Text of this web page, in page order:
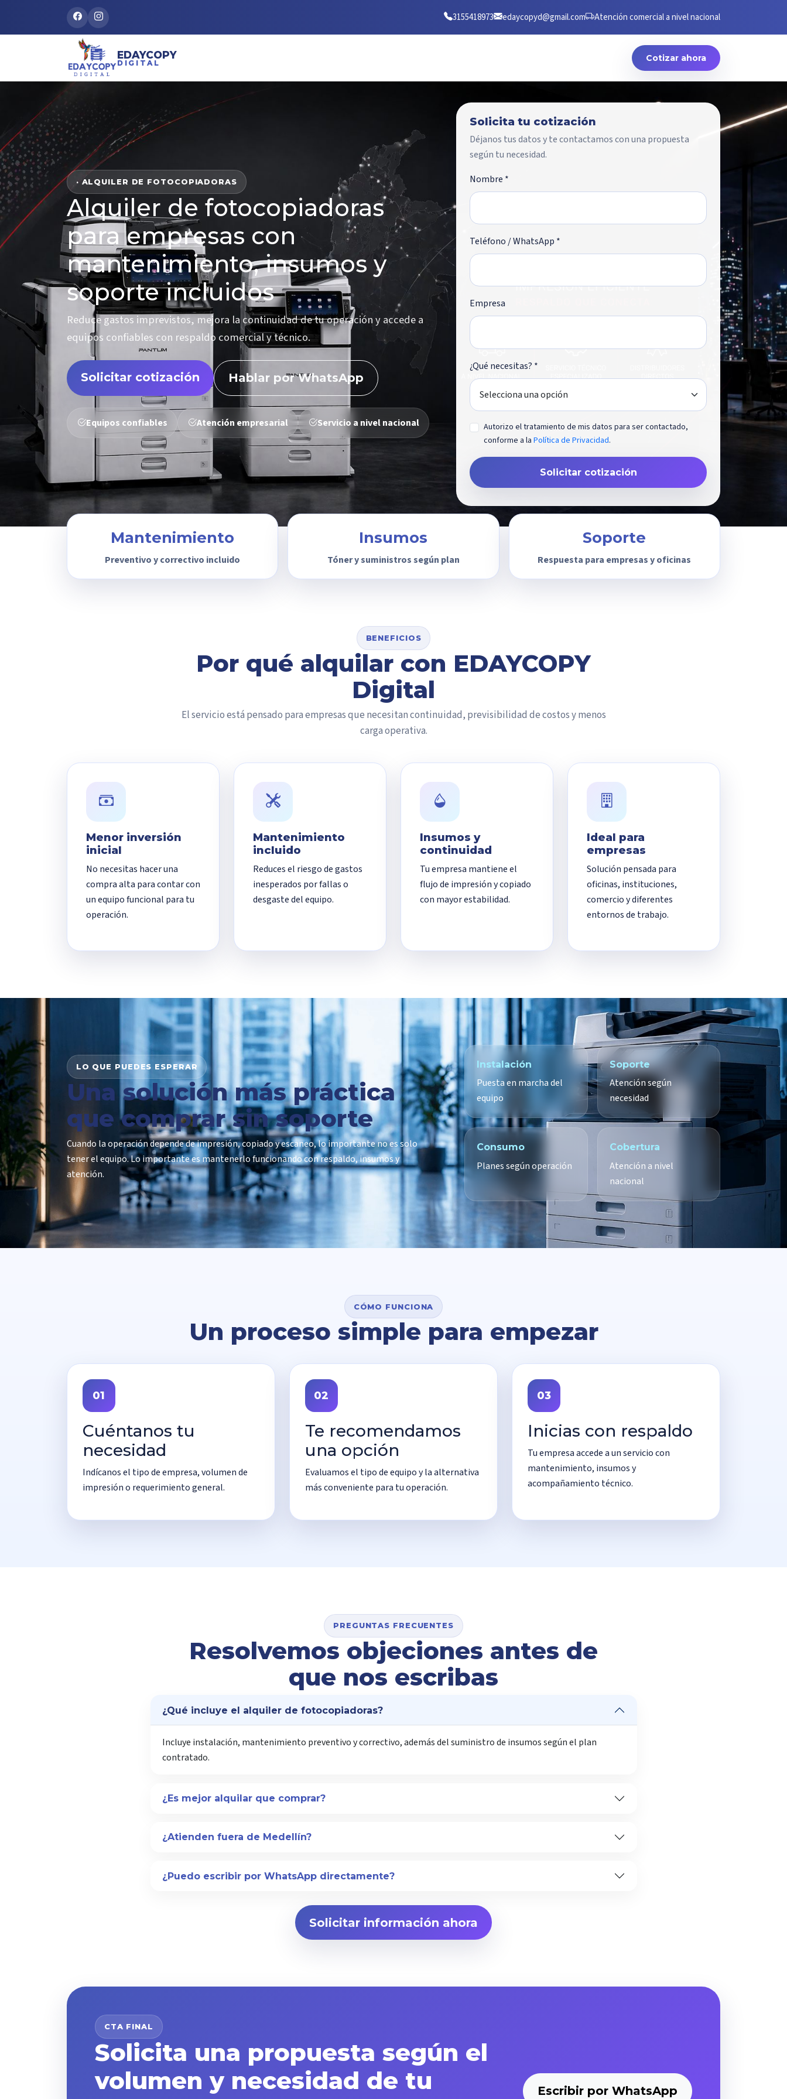
3155418973 edaycopyd@gmail.com Atención comercial a nivel nacional
EDAYCOPY
DIGITAL Cotizar ahora
· ALQUILER DE FOTOCOPIADORAS
Alquiler de fotocopiadoras
para empresas con
mantenimiento, insumos y
soporte incluidos
Reduce gastos imprevistos, mejora la continuidad de tu operación y accede a
equipos confiables con respaldo comercial y técnico.
Solicitar cotización Hablar por WhatsApp
Equipos confiables Atención empresarial Servicio a nivel nacional
Solicita tu cotización
Déjanos tus datos y te contactamos con una propuesta
según tu necesidad.
Nombre *
Teléfono / WhatsApp *
Empresa
¿Qué necesitas? *
Autorizo el tratamiento de mis datos para ser contactado,
conforme a la Política de Privacidad.
Solicitar cotización
Mantenimiento
Preventivo y correctivo incluido
Insumos
Tóner y suministros según plan
Soporte
Respuesta para empresas y oficinas
BENEFICIOS
Por qué alquilar con EDAYCOPY
Digital
El servicio está pensado para empresas que necesitan continuidad, previsibilidad de costos y menos
carga operativa.
Menor inversión
inicial
No necesitas hacer una
compra alta para contar con
un equipo funcional para tu
operación.
Mantenimiento
incluido
Reduces el riesgo de gastos
inesperados por fallas o
desgaste del equipo.
Insumos y
continuidad
Tu empresa mantiene el
flujo de impresión y copiado
con mayor estabilidad.
Ideal para
empresas
Solución pensada para
oficinas, instituciones,
comercio y diferentes
entornos de trabajo.
LO QUE PUEDES ESPERAR
Una solución más práctica
que comprar sin soporte
Cuando la operación depende de impresión, copiado y escaneo, lo importante no es solo
tener el equipo. Lo importante es mantenerlo funcionando con respaldo, insumos y
atención.
Instalación
Puesta en marcha del
equipo
Soporte
Atención según
necesidad
Consumo
Planes según operación
Cobertura
Atención a nivel
nacional
CÓMO FUNCIONA
Un proceso simple para empezar
01
Cuéntanos tu
necesidad
Indícanos el tipo de empresa, volumen de
impresión o requerimiento general.
02
Te recomendamos
una opción
Evaluamos el tipo de equipo y la alternativa
más conveniente para tu operación.
03
Inicias con respaldo
Tu empresa accede a un servicio con
mantenimiento, insumos y
acompañamiento técnico.
PREGUNTAS FRECUENTES
Resolvemos objeciones antes de
que nos escribas
¿Qué incluye el alquiler de fotocopiadoras?
Incluye instalación, mantenimiento preventivo y correctivo, además del suministro de insumos según el plan
contratado.
¿Es mejor alquilar que comprar?
¿Atienden fuera de Medellín?
¿Puedo escribir por WhatsApp directamente?
Solicitar información ahora
CTA FINAL
Solicita una propuesta según el
volumen y necesidad de tu
Escribir por WhatsApp